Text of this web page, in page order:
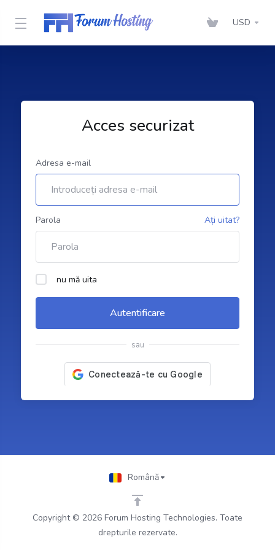
USD
Acces securizat
Adresa e-mail
Parola Ați uitat?
nu mă uita
Autentificare
sau
Copyright © 2026 Forum Hosting Technologies. Toate
drepturile rezervate.
Română